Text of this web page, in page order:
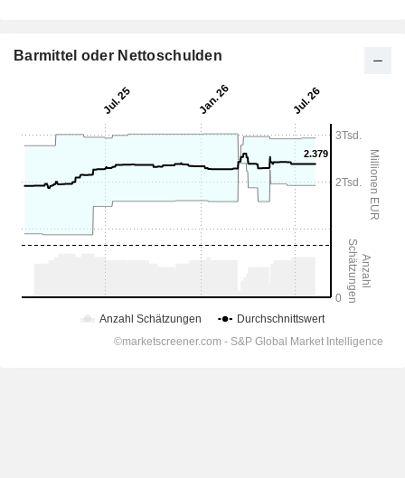
Barmittel oder Nettoschulden